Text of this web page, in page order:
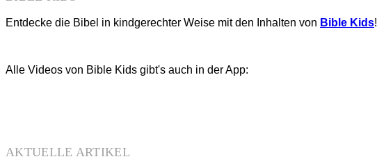
Entdecke die Bibel in kindgerechter Weise mit den Inhalten von Bible Kids!
Alle Videos von Bible Kids gibt's auch in der App:
AKTUELLE ARTIKEL